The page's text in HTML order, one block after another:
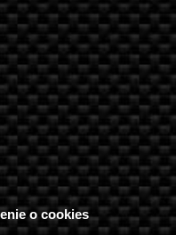
o cookies